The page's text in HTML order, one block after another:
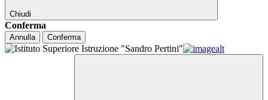
Chiudi
Conferma
Annulla Conferma